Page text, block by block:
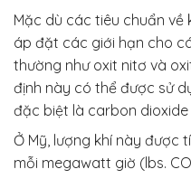
Mặc dù các tiêu chuẩn
áp đặt các giới hạn cho
thường như oxit nitơ và
định này có thể được sử
đặc biệt là carbon dioxide
Ở Mỹ, lượng khí này được
mỗi megawatt giờ (lbs.